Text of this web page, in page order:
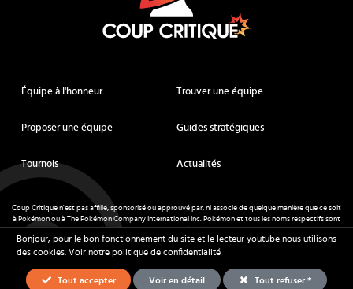
Équipe à l'honneur Trouver une équipe
Proposer une équipe Guides stratégiques
Tournois Actualités
Coup Critique n'est pas affilié, sponsorisé ou approuvé par, ni associé de quelque manière que ce soit
à Pokémon ou à The Pokémon Company International Inc. Pokémon et tous les noms respectifs sont
des marques déposées et des marques déposées. © de Nintendo 1996-2026.
Mentions légales - CGU- Tous droits réservés - Coup Critique
Bonjour, pour le bon fonctionnement du site et le lecteur youtube nous utilisons
des cookies. Voir notre politique de confidentialité
Tout accepter Voir en détail Tout refuser *